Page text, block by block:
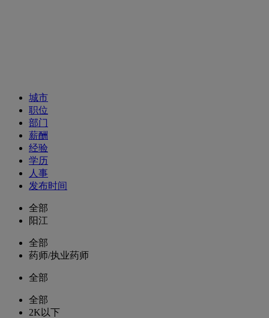
城市
职位
部门
薪酬
经验
学历
人事
发布时间
全部
阳江
全部
药师/执业药师
全部
全部
2K以下